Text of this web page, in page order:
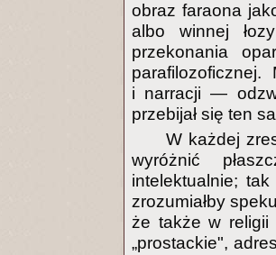
obraz faraona
albo winnej
przekonania
i narracji —
przebijał się ten
W każdej
wyróżnić
intelektualnie;
zrozumiałby
że także w religii
„prostackie",